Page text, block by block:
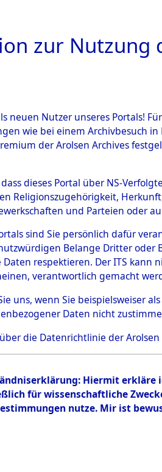
und
0152
zur Nutzung
neuen Nutzer unseres Portals!
wie bei einem Archivbesuch
der Arolsen Archives
dieses Portal über NS-
Religionszugehörigkeit,
und Parteien oder
sind Sie persönlich dafür
Belange Dritter
Daten respektieren. Der ITS
verantwortlich gemacht
uns, wenn Sie beispielsweiser
Daten nicht
die Datenrichtlinie der Arolsen
Hiermit erkläre
für wissenschaftliche
nutze. Mir ist